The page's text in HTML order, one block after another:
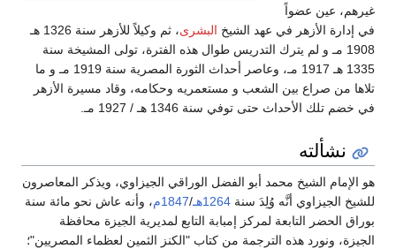
غيرهم، عين عضواً
في إدارة الأزهر في عهد الشيخ البشرى
، ثم وكيلاً للأزهر سنة 1326 هـ
1908 مـ و لم يترك التدريس طوال هذه الفترة، تولى المشيخة سنة
1335 هـ 1917 مـ، وعاصر أحداث الثورة المصرية سنة 1919 مـ و ما
تلاها من صراع بين الشعب و مستعمريه وحكامه، وقاد مسيرة الأزهر
في خضم تلك الأحداث حتى توفي سنة 1346 هـ / 1927 مـ.
نشألته
هو الإمام الشيخ محمد أبو الفضل الوراقي الجيزاوي، ويذكر المعاصرون
للشيخ الجيزاوي أنَّه وُلِدَ سنة 1264هـ /1847م
، وأنه عاش نحو مائة سنة
بوراق الحضر التابعة لمركز إمبابة التابع لمديرية الجيزة محافظة
الجيزة، ونورد هذه الترجمة من كتاب "الكنز الثمين لعظماء المصريين"؛